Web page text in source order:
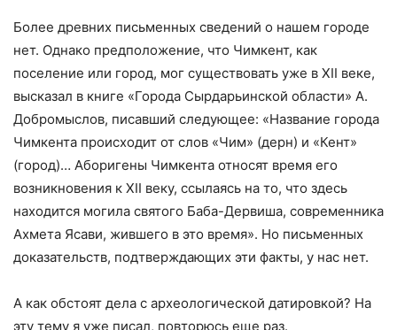
Более древних письменных сведений о нашем городе
нет. Однако предположение, что Чимкент, как
поселение или город, мог существовать уже в XII веке,
высказал в книге «Города Сырдарьинской области» А.
Добромыслов, писавший следующее: «Название города
Чимкента происходит от слов «Чим» (дерн) и «Кент»
(город)… Аборигены Чимкента относят время его
возникновения к XII веку, ссылаясь на то, что здесь
находится могила святого Баба-Дервиша, современника
Ахмета Ясави, жившего в это время». Но письменных
доказательств, подтверждающих эти факты, у нас нет.
А как обстоят дела с археологической датировкой? На
эту тему я уже писал, повторюсь еще раз.